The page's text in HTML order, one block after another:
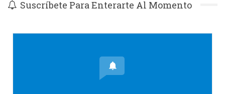
Suscríbete Para Enterarte Al Momento